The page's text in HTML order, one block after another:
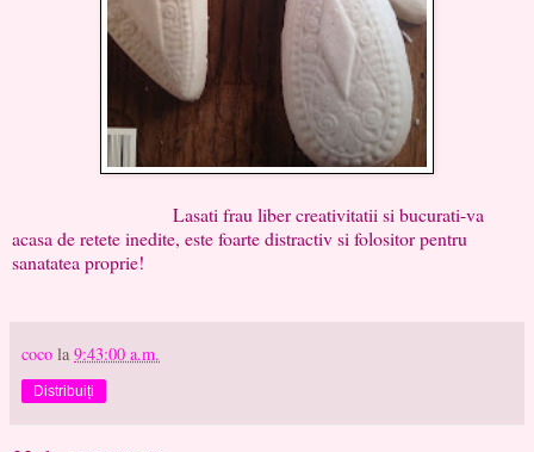
Lasati frau liber creativitatii si bucurati-va
acasa de retete inedite, este foarte distractiv si folositor pentru
sanatatea proprie!
coco la 9:43:00 a.m.
Distribuiți